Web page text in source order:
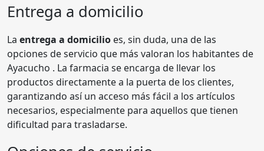
Entrega a domicilio
La entrega a domicilio es, sin duda, una de las
opciones de servicio que más valoran los habitantes de
Ayacucho . La farmacia se encarga de llevar los
productos directamente a la puerta de los clientes,
garantizando así un acceso más fácil a los artículos
necesarios, especialmente para aquellos que tienen
dificultad para trasladarse.